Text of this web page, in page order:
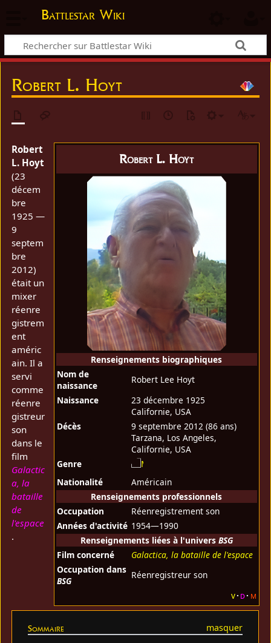
Battlestar Wiki
Robert L. Hoyt
Robert L. Hoyt
Renseignements biographiques
Nom de
naissance
Robert Lee Hoyt
Naissance
23 décembre 1925
Californie, USA
Décès
9 septembre 2012 (86 ans)
Tarzana, Los Angeles,
Californie, USA
Genre
Nationalité
Américain
Renseignements professionnels
Occupation
Réenregistrement son
Années d'activité 1954—1990
Renseignements liées à l'univers BSG
Film concerné
Galactica, la bataille de l'espace
Occupation dans
BSG
Réenregistreur son
v d m
Robert
L. Hoyt
(23
décem
bre
1925 —
9
septem
bre
2012)
était un
mixer
réenre
gistrem
ent
améric
ain. Il a
servi
comme
réenre
gistreur
son
dans le
film
Galactic
a, la
bataille
de
l'espace
.
Sommaire